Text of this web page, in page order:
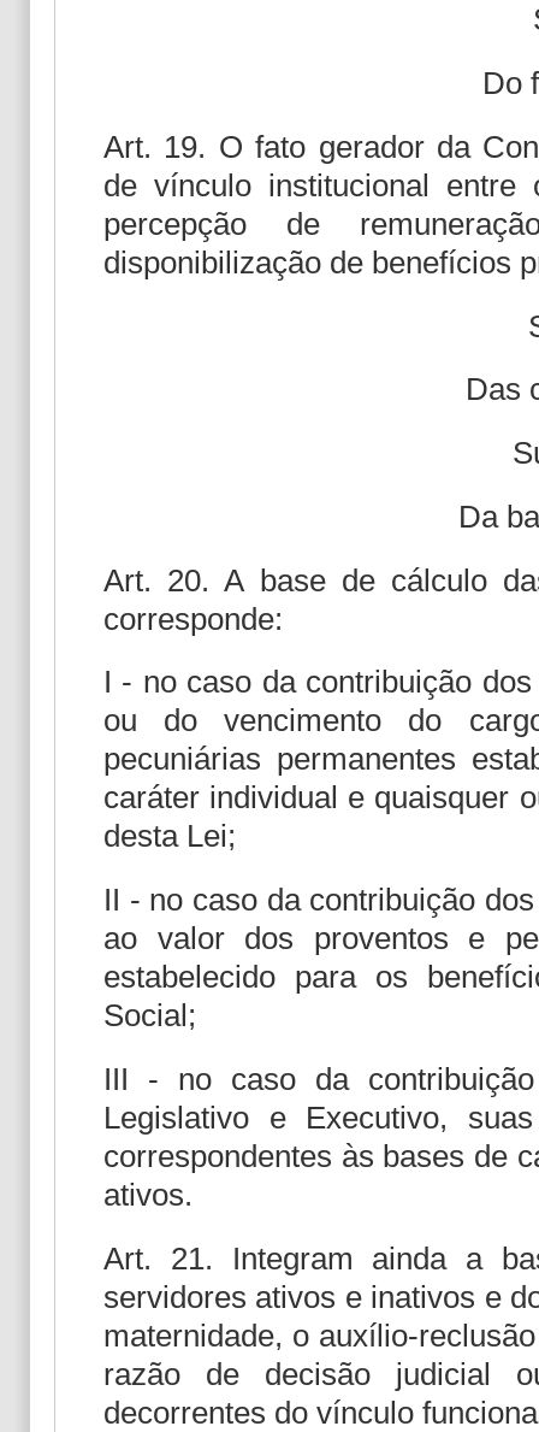
Do
Art. 19. O fato gerador da
de vínculo institucional
percepção de
disponibilização de benefícios
Das
Da
Art. 20. A base de cálculo
corresponde:
I - no caso da contribuição
ou do vencimento do
pecuniárias permanentes
caráter individual e quaisquer
desta Lei;
II - no caso da contribuição
ao valor dos proventos e
estabelecido para os
Social;
III - no caso da
Legislativo e Executivo,
correspondentes às bases de
ativos.
Art. 21. Integram ainda a
servidores ativos e inativos e
maternidade, o auxílio-
razão de decisão judicial
decorrentes do vínculo